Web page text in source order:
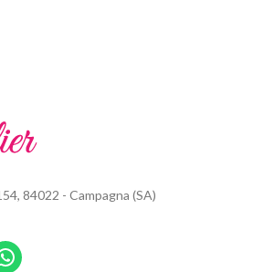
84022 - Campagna (SA)